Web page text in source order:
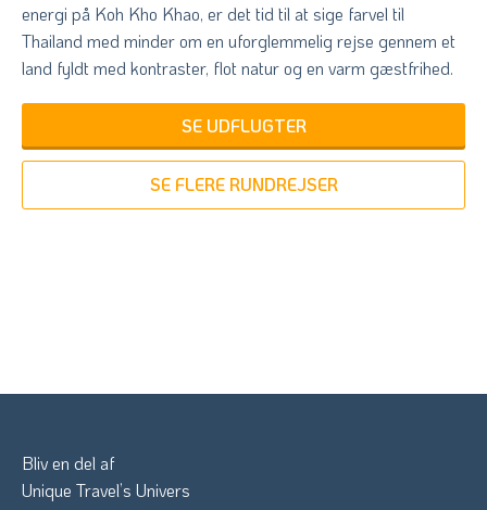
energi på Koh Kho Khao, er det tid til at sige farvel til
Thailand med minder om en uforglemmelig rejse gennem et
land fyldt med kontraster, flot natur og en varm gæstfrihed.
SE UDFLUGTER
SE FLERE RUNDREJSER
Bliv en del af
Unique Travel’s Univers